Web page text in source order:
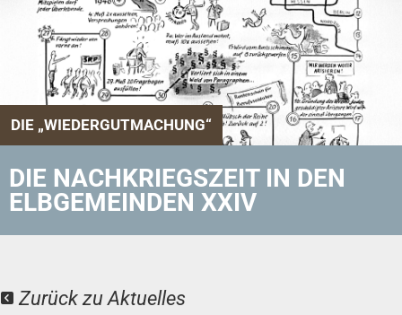
DIE „WIEDERGUTMACHUNG“
DIE NACHKRIEGSZEIT IN DEN
ELBGEMEINDEN XXIV
Zurück zu Aktuelles